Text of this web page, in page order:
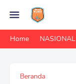
Home NASIONAL
Beranda